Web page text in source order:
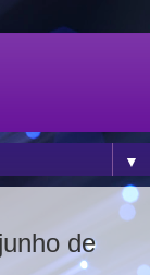
▼
de